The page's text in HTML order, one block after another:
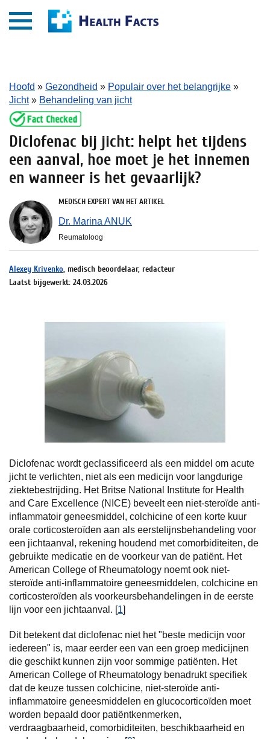
Hoofd » Gezondheid » Populair over het belangrijke »
Jicht» Behandeling van jicht
Diclofenac bij jicht: helpt het tijdens
een aanval, hoe moet je het innemen
en wanneer is het gevaarlijk?
MEDISCH EXPERT VAN HET ARTIKEL
Dr. Marina ANUK
Reumatoloog
Alexey Krivenko, medisch beoordelaar, redacteur
Laatst bijgewerkt: 24.03.2026
Diclofenac wordt geclassificeerd als een middel om acute
jicht te verlichten, niet als een medicijn voor langdurige
ziektebestrijding. Het Britse National Institute for Health
and Care Excellence (NICE) beveelt een niet-steroïde anti-
inflammatoir geneesmiddel, colchicine of een korte kuur
orale corticosteroïden aan als eerstelijnsbehandeling voor
een jichtaanval, rekening houdend met comorbiditeiten, de
gebruikte medicatie en de voorkeur van de patiënt. Het
American College of Rheumatology noemt ook niet-
steroïde anti-inflammatoire geneesmiddelen, colchicine en
corticosteroïden als voorkeursbehandelingen in de eerste
lijn voor een jichtaanval. [1]
Dit betekent dat diclofenac niet het "beste medicijn voor
iedereen" is, maar eerder een van een groep medicijnen
die geschikt kunnen zijn voor sommige patiënten. Het
American College of Rheumatology benadrukt specifiek
dat de keuze tussen colchicine, niet-steroïde anti-
inflammatoire geneesmiddelen en glucocorticoïden moet
worden bepaald door patiëntkenmerken,
verdraagbaarheid, comorbiditeiten, beschikbaarheid en